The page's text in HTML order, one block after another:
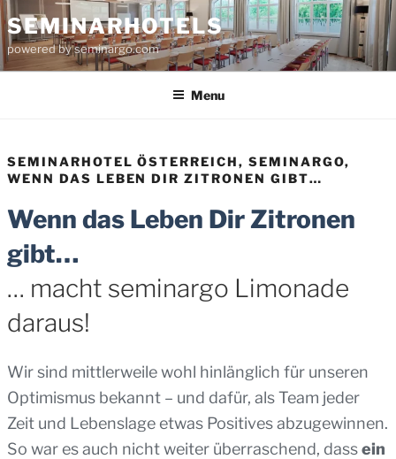
Skip
to
content
SEMINARHOTELS
powered by seminargo.com
Menu
SEMINARHOTEL ÖSTERREICH, SEMINARGO,
WENN DAS LEBEN DIR ZITRONEN GIBT…
Wenn das Leben Dir Zitronen
gibt…
… macht seminargo Limonade
daraus!
Wir sind mittlerweile wohl hinlänglich für unseren
Optimismus bekannt – und dafür, als Team jeder
Zeit und Lebenslage etwas Positives abzugewinnen.
So war es auch nicht weiter überraschend, dassein